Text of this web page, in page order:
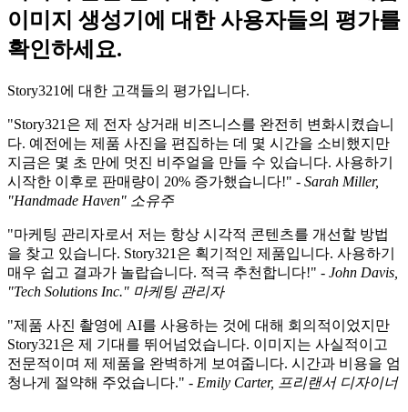
이미지 생성기에 대한 사용자들의 평가를
확인하세요.
Story321에 대한 고객들의 평가입니다.
"Story321은 제 전자 상거래 비즈니스를 완전히 변화시켰습니
다. 예전에는 제품 사진을 편집하는 데 몇 시간을 소비했지만
지금은 몇 초 만에 멋진 비주얼을 만들 수 있습니다. 사용하기
시작한 이후로 판매량이 20% 증가했습니다!" - Sarah Miller,
"Handmade Haven" 소유주
"마케팅 관리자로서 저는 항상 시각적 콘텐츠를 개선할 방법
을 찾고 있습니다. Story321은 획기적인 제품입니다. 사용하기
매우 쉽고 결과가 놀랍습니다. 적극 추천합니다!" - John Davis,
"Tech Solutions Inc." 마케팅 관리자
"제품 사진 촬영에 AI를 사용하는 것에 대해 회의적이었지만
Story321은 제 기대를 뛰어넘었습니다. 이미지는 사실적이고
전문적이며 제 제품을 완벽하게 보여줍니다. 시간과 비용을 엄
청나게 절약해 주었습니다." - Emily Carter, 프리랜서 디자이너